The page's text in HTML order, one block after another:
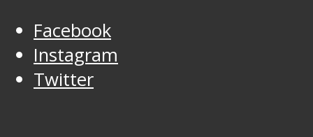
Facebook
Instagram
Twitter